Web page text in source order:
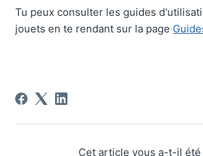
Tu peux consulter les guides
jouets en te rendant sur la page
Cet article vous a-t-il été